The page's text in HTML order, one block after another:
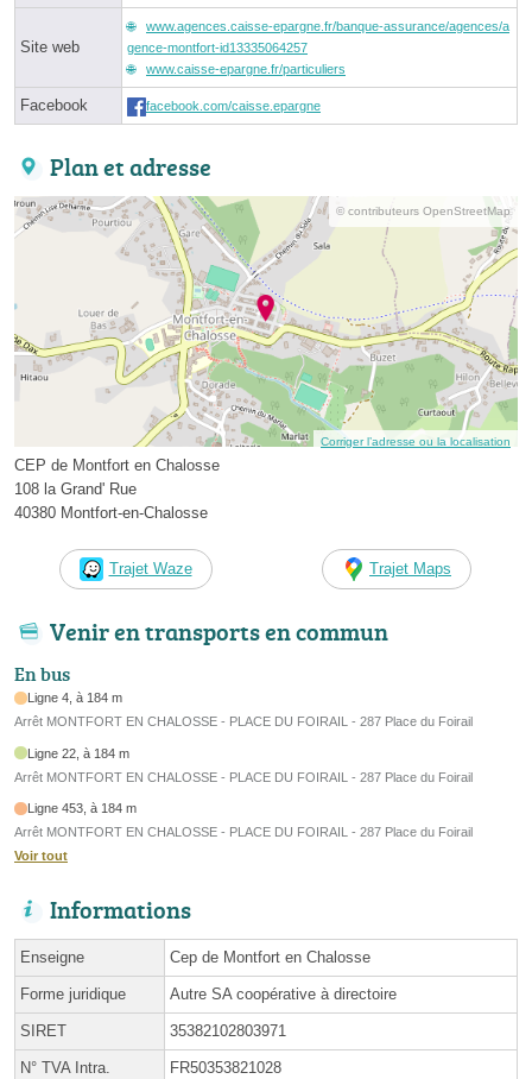
Site web
www.agences.caisse-epargne.fr/banque-assurance/agences/a
gence-montfort-id13335064257
www.caisse-epargne.fr/particuliers
Facebook facebook.com/caisse.epargne
Plan et adresse
© contributeurs OpenStreetMap
Corriger l’adresse ou la localisation
CEP de Montfort en Chalosse
108 la Grand' Rue
40380 Montfort-en-Chalosse
Trajet Waze Trajet Maps
Venir en transports en commun
En bus
Ligne 4, à 184 m
Arrêt MONTFORT EN CHALOSSE - PLACE DU FOIRAIL - 287 Place du Foirail
Ligne 22, à 184 m
Arrêt MONTFORT EN CHALOSSE - PLACE DU FOIRAIL - 287 Place du Foirail
Ligne 453, à 184 m
Arrêt MONTFORT EN CHALOSSE - PLACE DU FOIRAIL - 287 Place du Foirail
Voir tout
Informations
Enseigne Cep de Montfort en Chalosse
Forme juridique Autre SA coopérative à directoire
SIRET 35382102803971
N° TVA Intra. FR50353821028